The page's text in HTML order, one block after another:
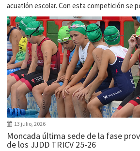
acuatlón escolar. Con esta competición se
13 julio, 2026
Moncada última sede de la fase
de los JJDD TRICV 25-26